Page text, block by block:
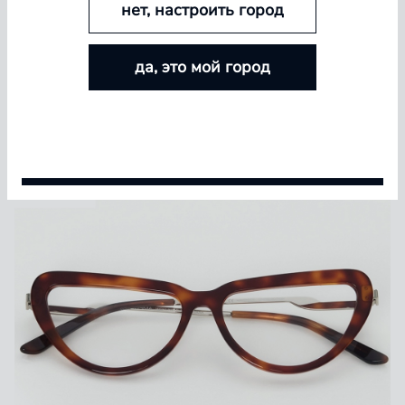
БОЛЬШЕ ЛИНЗ — БОЛЬШЕ СКИДКА
Покупайте контактные линзы Airway и увеличивайте
размер скидки — от 5% до 15%
нет, настроить город
да, это мой город